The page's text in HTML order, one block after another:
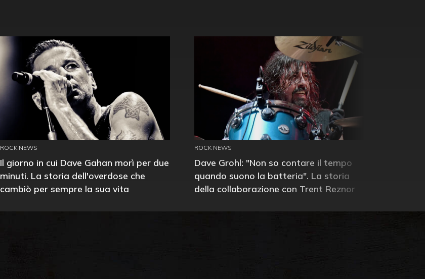
ROCK NEWS
Il giorno in cui Dave Gahan morì per due
minuti. La storia dell'overdose che
cambiò per sempre la sua vita
ROCK NEWS
Dave Grohl: "Non so contare il tempo
quando suono la batteria". La storia
della collaborazione con Trent Reznor